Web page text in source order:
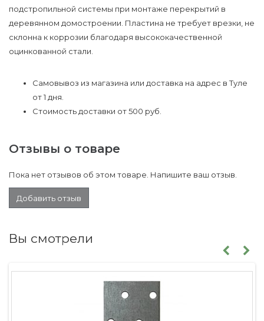
подстропильной системы при монтаже перекрытий в
деревянном домостроении. Пластина не требует врезки, не
склонна к коррозии благодаря высококачественной
оцинкованной стали.
Самовывоз из магазина или доставка на адрес в Туле
от 1 дня.
Стоимость доставки от 500 руб.
Отзывы о товаре
Пока нет отзывов об этом товаре. Напишите ваш отзыв.
Добавить отзыв
Вы смотрели